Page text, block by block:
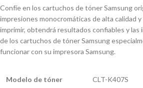
Confíe en los cartuchos de tóner Samsung
impresiones monocromáticas de alta calidad
imprimir, obtendrá resultados confiables y
de los cartuchos de tóner Samsung
funcionar con su impresora Samsung.
Modelo de tóner CLT-K407S